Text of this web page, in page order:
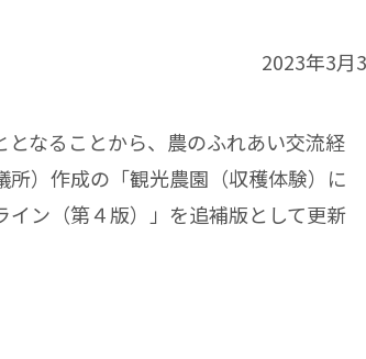
2023年3月
なることから、農のふれあい交流経
）作成の「観光農園（収穫体験）に
ン（第４版）」を追補版として更新